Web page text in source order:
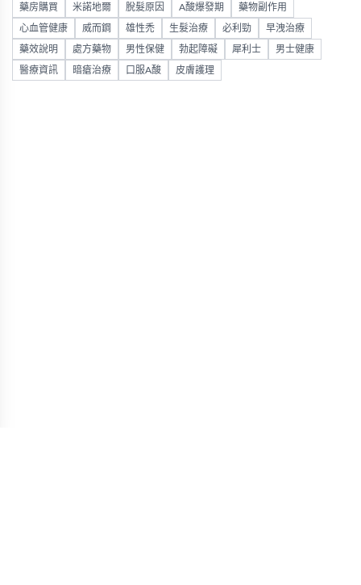
藥房購買 米諾地爾 脫髮原因 A酸爆發期 藥物副作用
心血管健康 威而鋼 雄性禿 生髮治療 必利勁 早洩治療
藥效說明 處方藥物 男性保健 勃起障礙 犀利士 男士健康
醫療資訊 暗瘡治療 口服A酸 皮膚護理